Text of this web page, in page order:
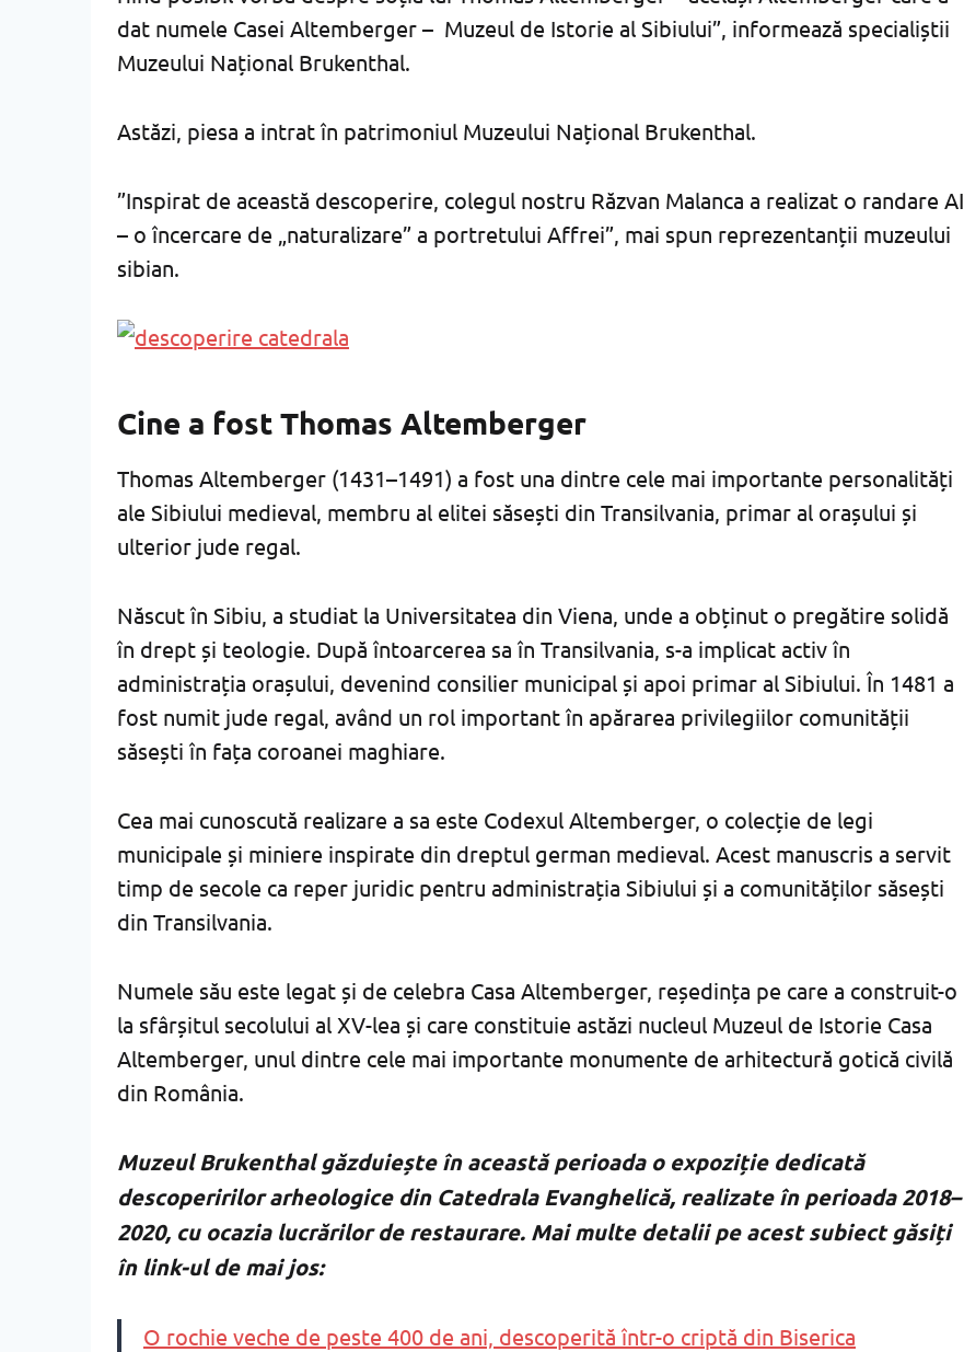
dat numele Casei Altemberger – Muzeul de Istorie al Sibiului”, informează specialiștii
Muzeului Național Brukenthal.
Astăzi, piesa a intrat în patrimoniul Muzeului Național Brukenthal.
”Inspirat de această descoperire, colegul nostru Răzvan Malanca a realizat o randare AI
– o încercare de „naturalizare” a portretului Affrei”, mai spun reprezentanții muzeului
sibian.
Cine a fost Thomas Altemberger
Thomas Altemberger (1431–1491) a fost una dintre cele mai importante personalități
ale Sibiului medieval, membru al elitei săsești din Transilvania, primar al orașului și
ulterior jude regal.
Născut în Sibiu, a studiat la Universitatea din Viena, unde a obținut o pregătire solidă
în drept și teologie. După întoarcerea sa în Transilvania, s-a implicat activ în
administrația orașului, devenind consilier municipal și apoi primar al Sibiului. În 1481 a
fost numit jude regal, având un rol important în apărarea privilegiilor comunității
săsești în fața coroanei maghiare.
Cea mai cunoscută realizare a sa este Codexul Altemberger, o colecție de legi
municipale și miniere inspirate din dreptul german medieval. Acest manuscris a servit
timp de secole ca reper juridic pentru administrația Sibiului și a comunităților săsești
din Transilvania.
Numele său este legat și de celebra Casa Altemberger, reședința pe care a construit-o
la sfârșitul secolului al XV-lea și care constituie astăzi nucleul Muzeul de Istorie Casa
Altemberger, unul dintre cele mai importante monumente de arhitectură gotică civilă
din România.
Muzeul Brukenthal găzduiește în această perioada o expoziție dedicată
descoperirilor arheologice din Catedrala Evanghelică, realizate în perioada 2018–
2020, cu ocazia lucrărilor de restaurare. Mai multe detalii pe acest subiect găsiți
în link-ul de mai jos:
O rochie veche de peste 400 de ani, descoperită într-o criptă din Biserica